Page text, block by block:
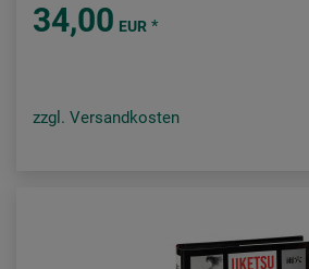
34,00 EUR *
zzgl. Versandkosten